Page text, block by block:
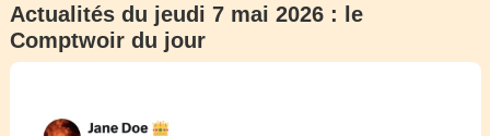
Actualités du jeudi 7 mai 2026 : le
Comptwoir du jour